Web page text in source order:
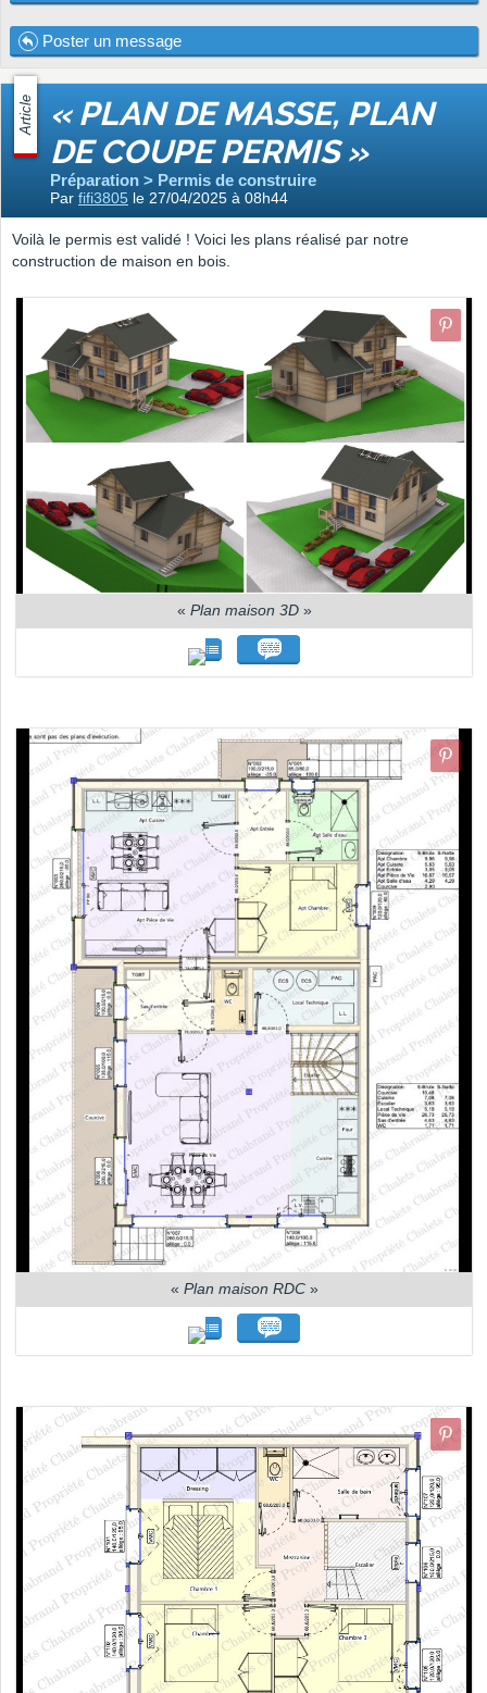
Poster un message
Article « PLAN DE MASSE, PLAN
DE COUPE PERMIS »
Préparation > Permis de construire
Par fifi3805 le 27/04/2025 à 08h44
Voilà le permis est validé ! Voici les plans réalisé par notre
construction de maison en bois.
« Plan maison 3D»
« Plan maison RDC»